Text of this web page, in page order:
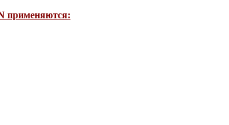
применяются: